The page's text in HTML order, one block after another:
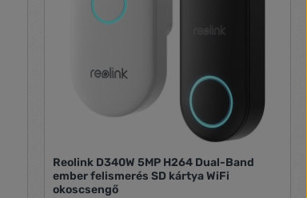
Reolink D340W 5MP H264 Dual-Band
ember felismerés SD kártya WiFi
okoscsengő